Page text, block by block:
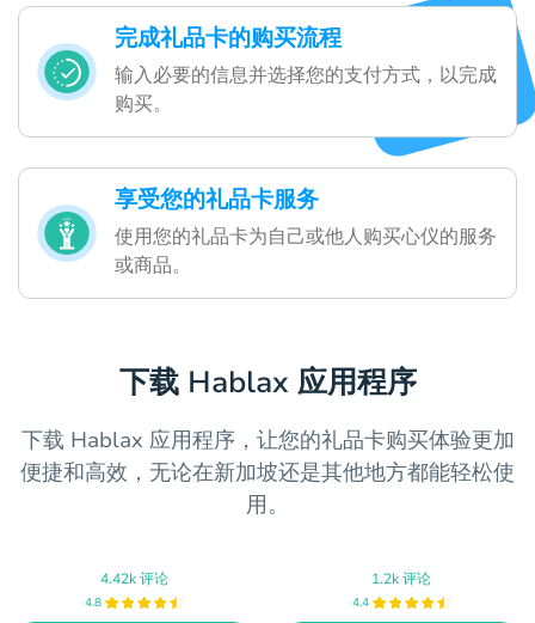
完成礼品卡的购买流程
输入必要的信息并选择您的支付方式，以完成
购买。
享受您的礼品卡服务
使用您的礼品卡为自己或他人购买心仪的服务
或商品。
下载 Hablax 应用程序
下载 Hablax 应用程序，让您的礼品卡购买体验更加
便捷和高效，无论在新加坡还是其他地方都能轻松使
用。
4.42k 评论
4.8
1.2k 评论
4.4